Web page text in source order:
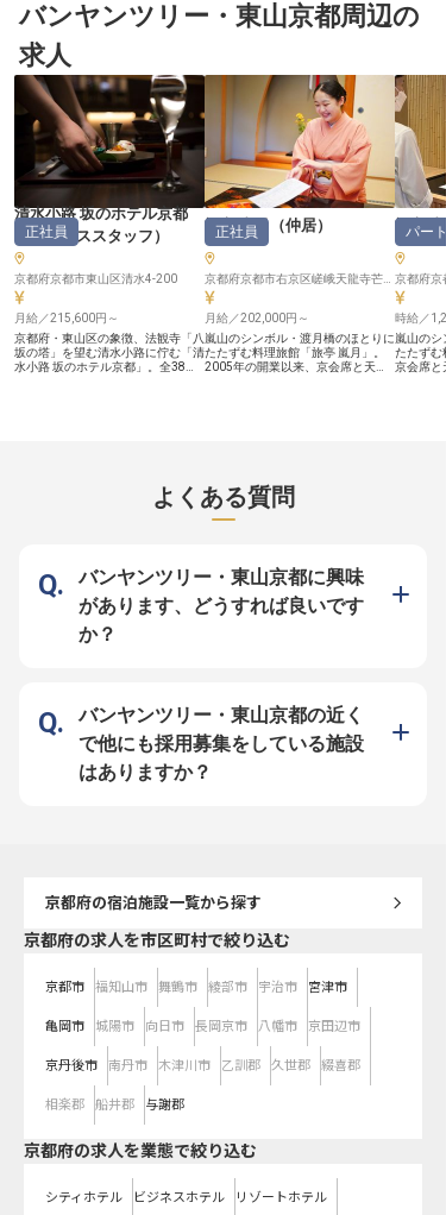
ャリアを》 ■U・Iターン歓迎！社員
寮完備 □宿泊業界未経験OK ■資格
□提携保育園、保育料割引など子育
て支援 ＜社員を全力でサポートす
る社風＞ 当社のモットーは、社員
が好きな事や興味あることに全力で
取り組めるようバックアップするこ
と！一人ひとりが輝き、関心や感性
を大切にし成長できることを重視し
ています。それぞれに合った環境で
働ける待遇を整え、キャリアを全面
サポートします。 ＜個々の得意分
野を生かせる環境＞ 当社では、異
なった6つの宿があり、それぞれの
宿に季節ごとのお料理があります。
地魚を中心とした海鮮会席料理、冬
の松葉ガニのフルコース、色とりど
りのライブビュッフェなど、その時
の旬の食材をお客様に楽しんでいた
だくために様々な工夫を凝らしてい
ます。 今まで培ってこられた得意
分野を存分に発揮していただける場
所があります。
ずつ丁寧に仕上げてご提供します。
既製品は使わず、旬の素材を一から
泊者数は最大でも20名様ほど。数
をさばくのではなく、一皿ごとに丁
寧に向き合えます。アレルギー対応
やベジタリアン・グルテンフリー・
洋食対応など、繊細なリクエストに
応えながら腕を広げられます。
【職人＋経営の視点まで学べる】
仕入れから原価率まで、料理の枠を
超えて学べるのも嵐月の特徴。将来
は自分の店を持ちたい、経営も視野
に入れたいという方にとって、得る
ものの多い職場です。 【働く環境
のポイント】 ・交通費全額支給／
昇給年1回・賞与年2回 ・単身寮あ
り（勤務地まで徒歩約10分） ・転
勤なし／未経験から歓迎、経験者は
優遇
しませ
でいただ
え、五感
大切にし
ら生ま
忘れられ
を込め
ます。 ーー【確かな技術を習得
し、未来
経験豊富
で、和
っくりと
助からス
ップを
理長代
り、季節
加するな
にするチ
した月
し、社会
ど、安心
充実して
バンヤンツリー・東山京都周辺の
求人
清水小路 坂のホテル京都
（サービススタッフ ）
正社員
京都府京都市東山区清水4-200
月給／215,600円～
京都府・東山区の象徴、法観寺「八
坂の塔」を望む清水小路に佇む「清
水小路 坂のホテル京都」。全38室
のチェックイン・チェックアウトを
はじめ、レストランでのお料理やド
ます。お客様から直接お礼の言葉を
いただけることや、自分の名前を覚
えていただけることが、大きなやり
がいに繋がります。そのためには、
りして求められていることを汲み取
ルニューアワジグループ運営による
安定した環境で、お客様に安心と笑
顔を届ける接客スキルを磨きません
旅亭 嵐月 （仲居）
正社員
月給／202,000円～
嵐山のシンボル・渡月橋のほとりに
たたずむ料理旅館「旅亭 嵐月」。
2005年の開業以来、京会席と天然
添う——そんな“質”のおもてなしを
大切にしています。 【未経験か
ら、旅館ならではの接遇を一つず
ず、接遇マナーから所作まで一つひ
とつお教えします。仕事の流れも先
輩が丁寧にサポートしますので、業
界未経験の方もご安心ください。
ていただけます。 【働く環境のポ
イント】 ・交通費全額支給／昇給
年1回・賞与年2回 ・単身寮あり
（勤務地まで徒歩約10分） ・着物
手当・中抜け手当などの専用手当
旅亭 嵐
パー
時給／
嵐山のシ
たたずむ
京会席と
活かせる
勤なし
よくある質問
バンヤンツリー・東山京都に興味
があります、どうすれば良いです
か？
バンヤンツリー・東山京都の近く
で他にも採用募集をしている施設
はありますか？
京都府の宿泊施設一覧から探す
京都府の求人を市区町村で絞り込む
京都市 福知山市 舞鶴市 綾部市 宇治市 宮津市
亀岡市 城陽市 向日市 長岡京市 八幡市 京田辺市
京丹後市 南丹市 木津川市 乙訓郡 久世郡 綴喜郡
相楽郡 船井郡 与謝郡
京都府の求人を業態で絞り込む
シティホテル ビジネスホテル リゾートホテル